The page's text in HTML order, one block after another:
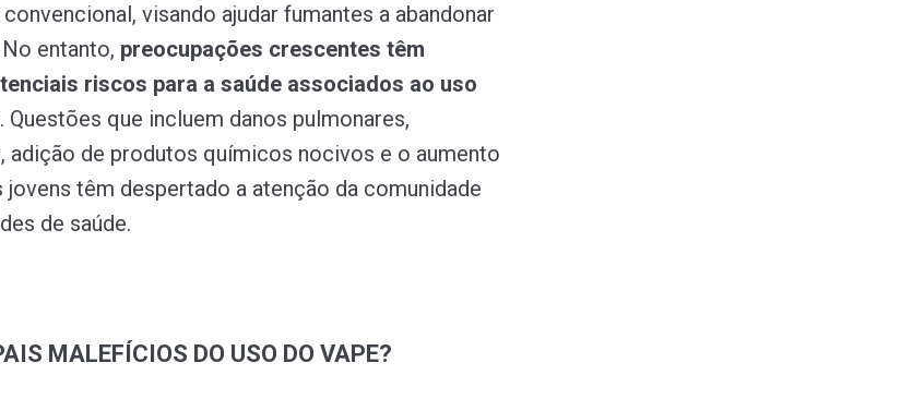
visando ajudar fumantes a abandonar
entanto, preocupações crescentes têm
riscos para a saúde associados ao uso
. Questões que incluem danos pulmonares,
adição de produtos químicos nocivos e o aumento
têm despertado a atenção da comunidade
de saúde.
MALEFÍCIOS DO USO DO VAPE?